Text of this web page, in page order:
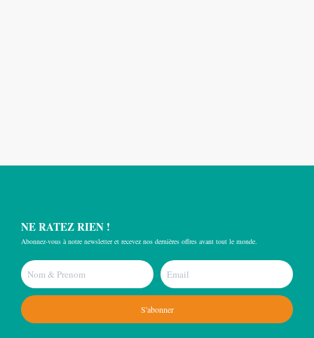
NE RATEZ RIEN !
Abonnez-vous à notre newsletter et recevez nos dernières offres avant tout le monde.
S'abonner